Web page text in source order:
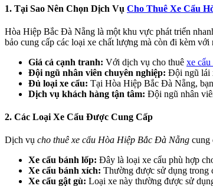
1. Tại Sao Nên Chọn Dịch Vụ Cho Thuê Xe Cẩu
Hòa Hiệp Bắc Đà Nẵng là một khu vực phát triển
bảo cung cấp các loại xe chất lượng mà còn đi kèm
Giá cả cạnh tranh: Với dịch vụ cho thuê xe
Đội ngũ nhân viên chuyên nghiệp: Đội ngũ lái
Đủ loại xe cẩu: Tại Hòa Hiệp Bắc Đà Nẵng,
Dịch vụ khách hàng tận tâm: Đội ngũ nhân
2. Các Loại Xe Cẩu Được Cung Cấp
Dịch vụ cho thuê xe cẩu Hòa Hiệp Bắc Đà Nẵng cung
Xe cẩu bánh lốp: Đây là loại xe cẩu phù hợp
Xe cẩu bánh xích: Thường được sử dụng trong
Xe cẩu gật gù: Loại xe này thường được sử